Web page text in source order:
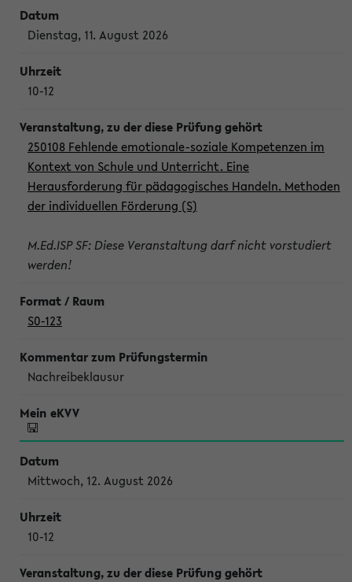
Dienstag, 11. August 2026
10-12
250108 Fehlende emotionale-soziale Kompetenzen im
Kontext von Schule und Unterricht. Eine
Herausforderung für pädagogisches Handeln. Methoden
der individuellen Förderung (S)
M.Ed.ISP SF: Diese Veranstaltung darf nicht vorstudiert
werden!
S0-123
Nachreibeklausur
Mittwoch, 12. August 2026
10-12